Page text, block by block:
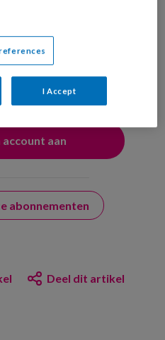
worden toegevoegd aan
met onsprivacy statement
abonnementen
Deel dit artikel
I Accept